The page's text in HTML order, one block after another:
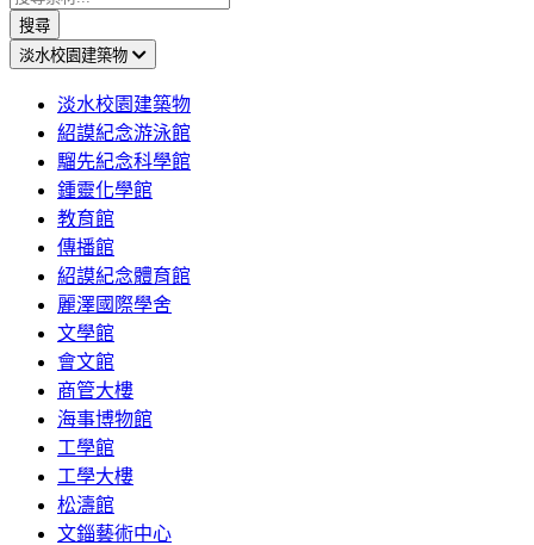
搜尋
淡水校園建築物
淡水校園建築物
紹謨紀念游泳館
騮先紀念科學館
鍾靈化學館
教育館
傳播館
紹謨紀念體育館
麗澤國際學舍
文學館
會文館
商管大樓
海事博物館
工學館
工學大樓
松濤館
文錙藝術中心